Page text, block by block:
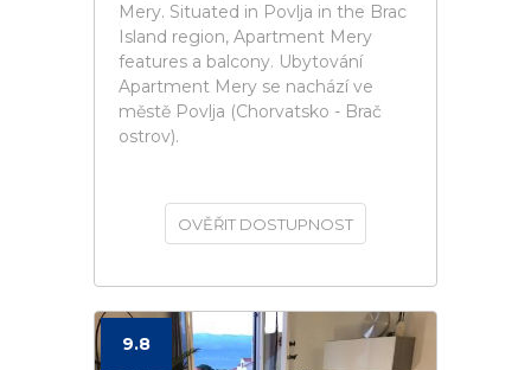
Mery. Situated in Povlja in the Brac
Island region, Apartment Mery
features a balcony. Ubytování
Apartment Mery se nachází ve
městě Povlja (Chorvatsko - Brač
ostrov).
OVĚŘIT DOSTUPNOST
9.8